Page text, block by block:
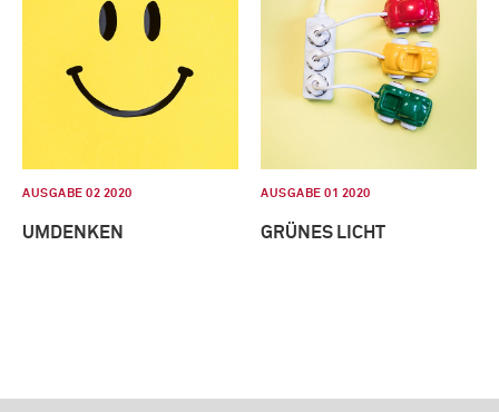
AUSGABE 02 2020
UMDENKEN
AUSGABE 01 2020
GRÜNES LICHT